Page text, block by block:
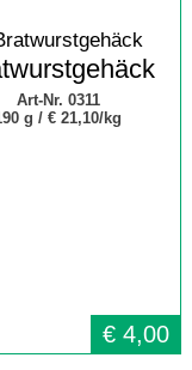
Art-Nr. 0311
g /€ 21,10/kg
€ 4,00